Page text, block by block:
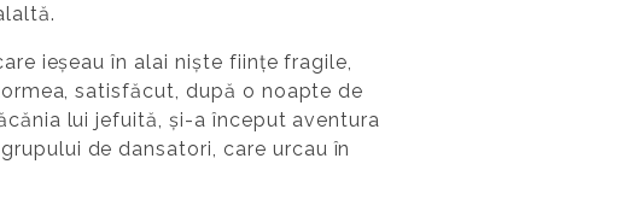
ieșeau în alai niște ființe fragile,
satisfăcut, după o noapte de
lui jefuită, și-a început aventura
de dansatori, care urcau în